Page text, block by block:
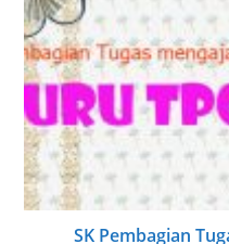
SK Pembagian